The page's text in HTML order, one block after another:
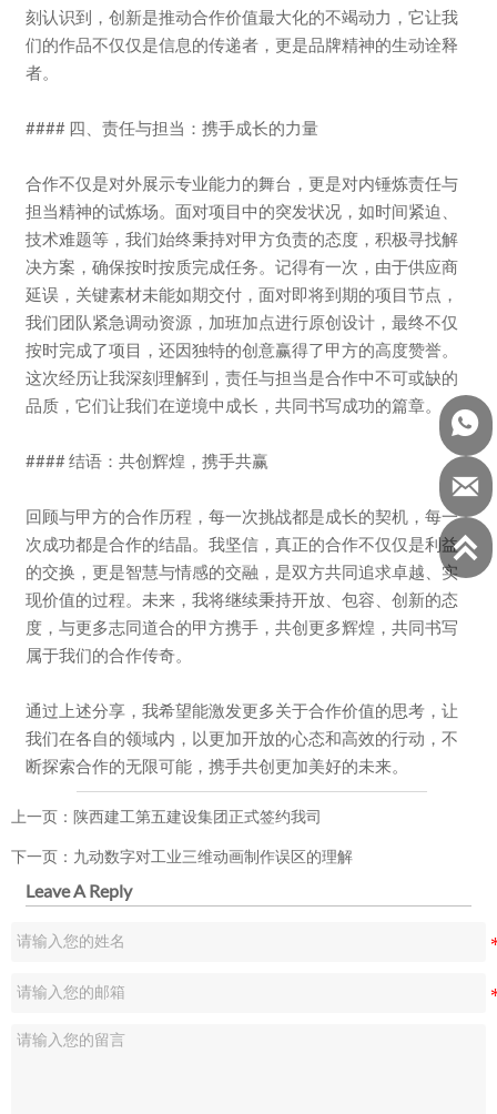
刻认识到，创新是推动合作价值最大化的不竭动力，它让我
们的作品不仅仅是信息的传递者，更是品牌精神的生动诠释
者。
#### 四、责任与担当：携手成长的力量
合作不仅是对外展示专业能力的舞台，更是对内锤炼责任与
担当精神的试炼场。面对项目中的突发状况，如时间紧迫、
技术难题等，我们始终秉持对甲方负责的态度，积极寻找解
决方案，确保按时按质完成任务。记得有一次，由于供应商
延误，关键素材未能如期交付，面对即将到期的项目节点，
我们团队紧急调动资源，加班加点进行原创设计，最终不仅
按时完成了项目，还因独特的创意赢得了甲方的高度赞誉。
这次经历让我深刻理解到，责任与担当是合作中不可或缺的
品质，它们让我们在逆境中成长，共同书写成功的篇章。
#### 结语：共创辉煌，携手共赢
回顾与甲方的合作历程，每一次挑战都是成长的契机，每一
次成功都是合作的结晶。我坚信，真正的合作不仅仅是利益
的交换，更是智慧与情感的交融，是双方共同追求卓越、实
现价值的过程。未来，我将继续秉持开放、包容、创新的态
度，与更多志同道合的甲方携手，共创更多辉煌，共同书写
属于我们的合作传奇。
通过上述分享，我希望能激发更多关于合作价值的思考，让
我们在各自的领域内，以更加开放的心态和高效的行动，不
断探索合作的无限可能，携手共创更加美好的未来。
上一页： 陕西建工第五建设集团正式签约我司
下一页： 九动数字对工业三维动画制作误区的理解
Leave A Reply


